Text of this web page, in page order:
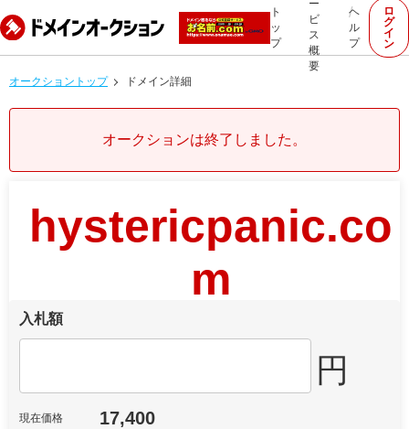
ト
ッ
プ
ー
ビ
ス
概
要
ヘ
ル
プ
ロ
グ
イ
ン
オークショントップ ドメイン詳細
オークションは終了しました。
hystericpanic.co
m
入札額
円
現在価格 17,400